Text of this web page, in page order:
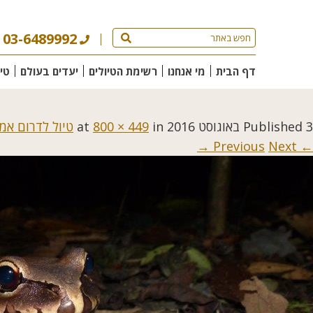
03-6489992
דף הבית מי אנחנו רשימת הטיולים יעדים בעולם
Published 3 באוגוסט 2016 800 × 449 in
טיול לדרום
← Previous
Next →